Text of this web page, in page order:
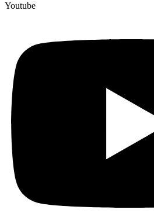
Youtube